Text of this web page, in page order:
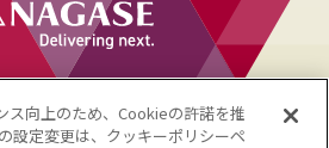
報保護方針 プライバシーポリシー当社商標一覧
グループサイト
ス向上のため、Cookieの許諾を推
設定変更は、クッキーポリシーペ